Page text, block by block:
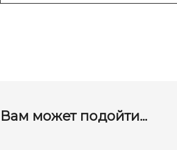
Вам может подойти...